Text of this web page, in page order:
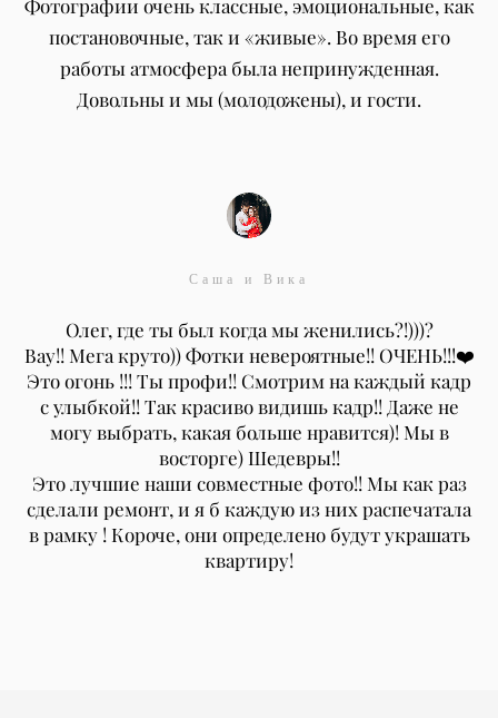
Фотографии очень классные, эмоциональные, как
постановочные, так и «живые». Во время его
работы атмосфера была непринужденная.
Довольны и мы (молодожены), и гости.
Саша и Вика
Олег, где ты был когда мы женились?!)))?
Вау!! Мега круто)) Фотки невероятные!! ОЧЕНЬ!!!❤️
Это огонь !!! Ты профи!! Смотрим на каждый кадр
с улыбкой!! Так красиво видишь кадр!! Даже не
могу выбрать, какая больше нравится)! Мы в
восторге) Шедевры!!
Это лучшие наши совместные фото!! Мы как раз
сделали ремонт, и я б каждую из них распечатала
в рамку ! Короче, они определено будут украшать
квартиру!